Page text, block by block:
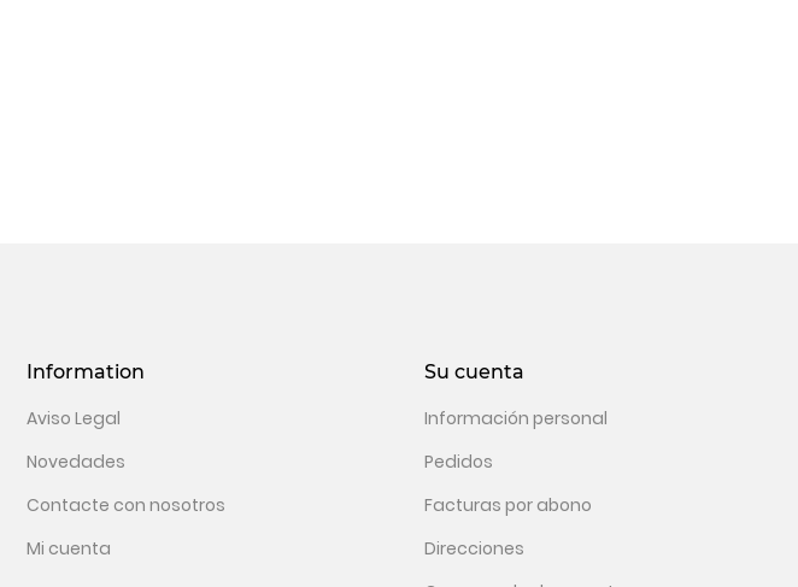
Information
Aviso Legal
Novedades
Contacte con nosotros
Mi cuenta
Su cuenta
Información personal
Pedidos
Facturas por abono
Direcciones